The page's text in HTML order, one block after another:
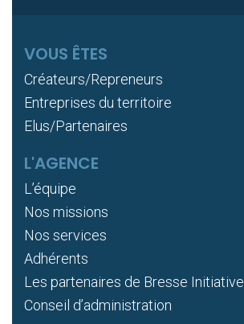
VOUS ÊTES
Créateurs/Repreneurs
Entreprises du territoire
Elus/Partenaires
L'AGENCE
L’équipe
Nos missions
Nos services
Adhérents
Les partenaires de Bresse Initiative
Conseil d’administration